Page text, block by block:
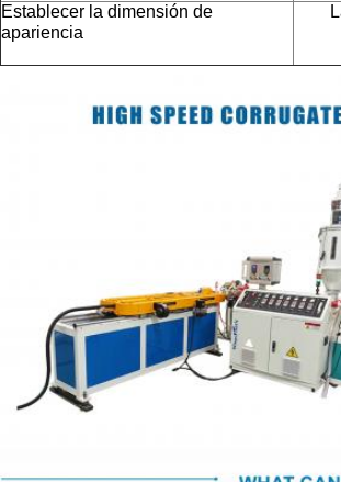
Establecer la dimensión de
apariencia